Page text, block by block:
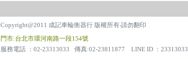
Copyright@2011 成記車輪衡器行 版權所有‧請勿翻印
門市:台北市環河南路一段154號
服務電話 ：02-23313033
傳真:02-23811877 LINE ID ：23313033